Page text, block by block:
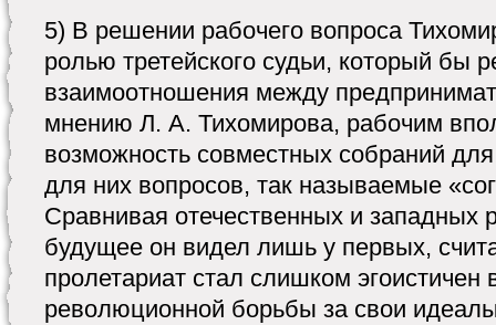
5) В решении рабочего вопроса
ролью третейского судьи, который бы
взаимоотношения между
мнению Л. А. Тихомирова, рабочим
возможность совместных собраний
для них вопросов, так называемые
Сравнивая отечественных и западных
будущее он видел лишь у первых,
пролетариат стал слишком эгоистичен
революционной борьбы за свои